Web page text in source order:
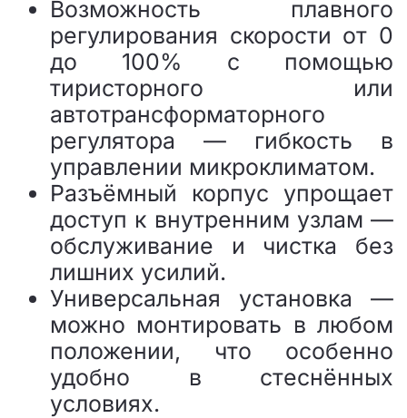
Возможность плавного
регулирования скорости от 0
до 100% с помощью
тиристорного или
автотрансформаторного
регулятора — гибкость в
управлении микроклиматом.
Разъёмный корпус упрощает
доступ к внутренним узлам —
обслуживание и чистка без
лишних усилий.
Универсальная установка —
можно монтировать в любом
положении, что особенно
удобно в стеснённых
условиях.